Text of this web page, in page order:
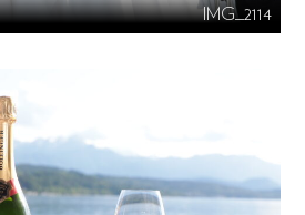
IMG_2114